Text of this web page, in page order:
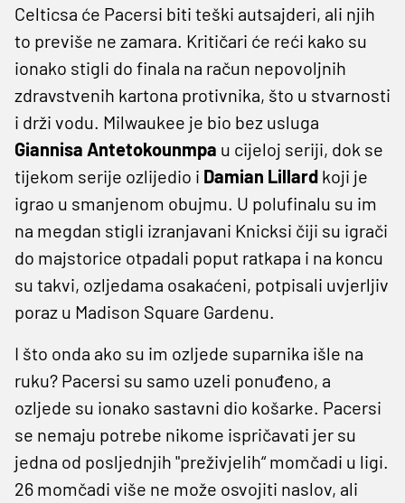
Celticsa će Pacersi biti teški autsajderi, ali njih
to previše ne zamara. Kritičari će reći kako su
ionako stigli do finala na račun nepovoljnih
zdravstvenih kartona protivnika, što u stvarnosti
i drži vodu. Milwaukee je bio bez usluga
Giannisa Antetokounmpa u cijeloj seriji, dok se
tijekom serije ozlijedio i Damian Lillard koji je
igrao u smanjenom obujmu. U polufinalu su im
na megdan stigli izranjavani Knicksi čiji su igrači
do majstorice otpadali poput ratkapa i na koncu
su takvi, ozljedama osakaćeni, potpisali uvjerljiv
poraz u Madison Square Gardenu.
I što onda ako su im ozljede suparnika išle na
ruku? Pacersi su samo uzeli ponuđeno, a
ozljede su ionako sastavni dio košarke. Pacersi
se nemaju potrebe nikome ispričavati jer su
jedna od posljednjih "preživjelih“ momčadi u ligi.
26 momčadi više ne može osvojiti naslov, ali